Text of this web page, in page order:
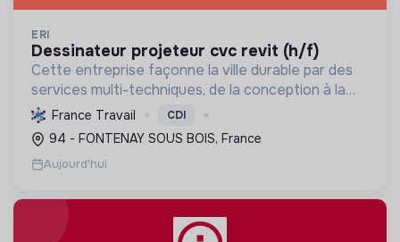
ERI
dessinateur projeteur cvc revit (h/f)
Cette entreprise façonne la ville durable par des
services multi-techniques, de la conception à la
maintenance, pour bâtiments et infrastructures,
en génie électrique et climatique. Elle a le Label
RG...
France Travail CDI
94 - FONTENAY SOUS BOIS, France
Aujourd'hui